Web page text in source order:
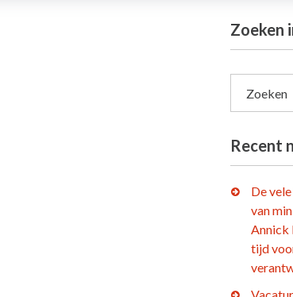
Zoeken
Zoeken
Recent
De
van
Annick
tijd